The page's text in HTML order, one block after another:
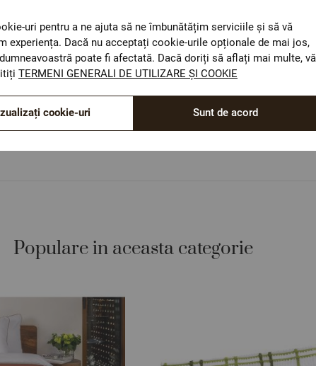
Poate varia ușor culoarea sau tonalitatea.
Materiale textile care sunt sigure pentru sănătatea
Populare in aceasta categorie
uri pentru a ne ajuta să ne îmbunătățim serviciile și să vă
experiența. Dacă nu acceptați cookie-urile opționale de mai jos,
poate fi afectată. Dacă doriți să aflați mai multe, vă
TERMENI GENERALI DE UTILIZARE ȘI COOKIE
Sunt de acord
cookie-uri